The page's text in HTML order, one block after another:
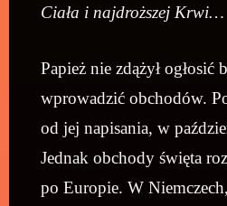
Ciała i najdroższej Krwi…
Papież nie zdążył
wprowadzić obchodów.
od jej napisania, w
Jednak obchody święta
po Europie. W